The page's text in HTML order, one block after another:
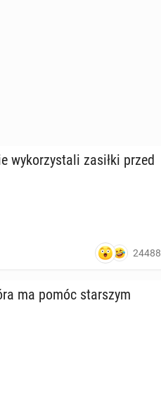
wy­ko­rzy­sta­li zasiłki przed
24488
ma pomóc star­szym